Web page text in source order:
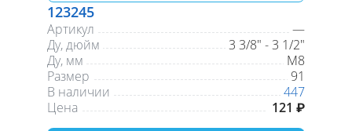
123245
Артикул
—
Ду, дюйм
3 3/8" - 3 1/2"
Ду, мм
М8
Размер
91
В наличии
447
Цена
121 ₽